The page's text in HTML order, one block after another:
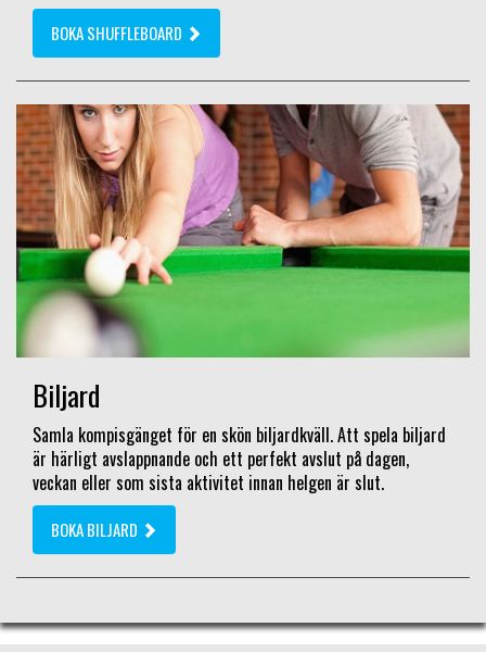
BOKA SHUFFLEBOARD
Biljard
Samla kompisgänget för en skön biljardkväll. Att spela biljard
är härligt avslappnande och ett perfekt avslut på dagen,
veckan eller som sista aktivitet innan helgen är slut.
BOKA BILJARD